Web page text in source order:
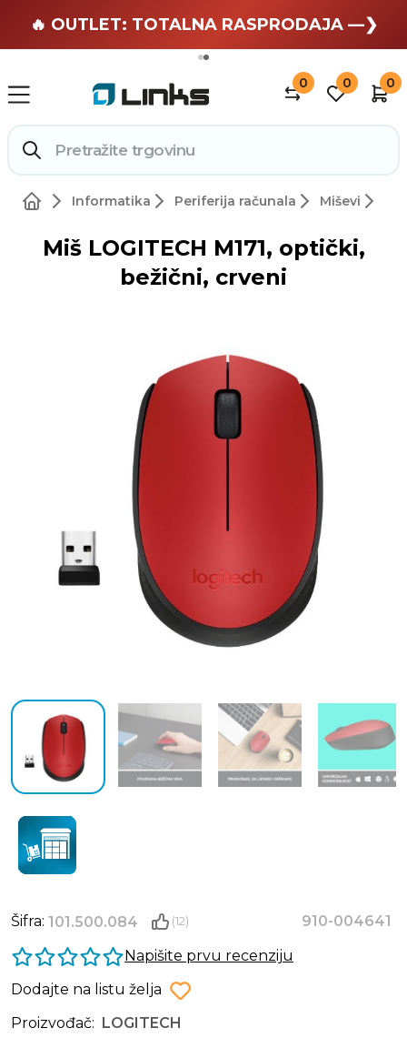
🏄 Zaslužuješ odmor —❯
🔥 OUTLET: TOTALNA RASPRODAJA —❯
0 0 0
Informatika Periferija računala Miševi
Miš LOGITECH M171, optički,
bežični, crveni
Šifra: 101.500.084 (12)
910-004641
Napišite prvu recenziju
Dodajte na listu želja
Proizvođač:
LOGITECH